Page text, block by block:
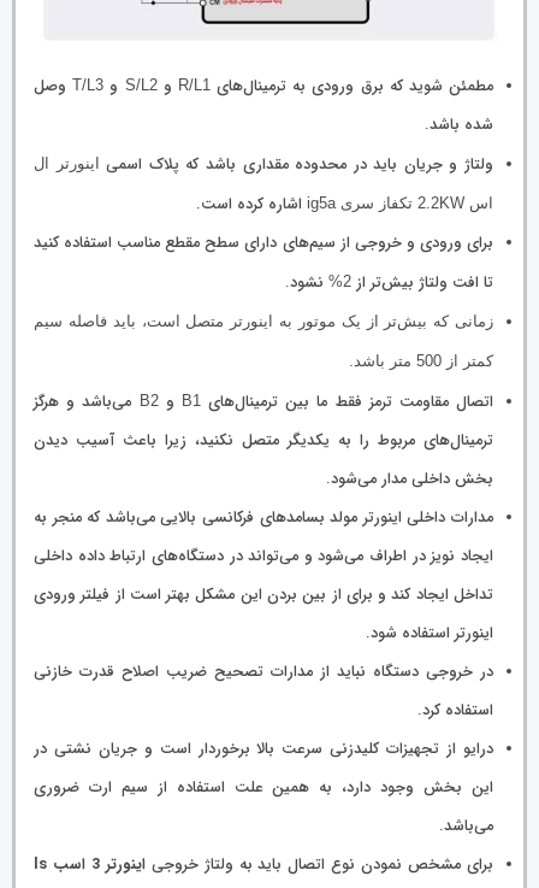
مطمئن شوید که برق ورودی به ترمینال‌هایR/L1 وS/L2 و T/L3وصل
شده باشد.
ولتاژ و جریان باید در محدوده مقداری باشد که پلاک اسمی
اینورتر ال
اس 2.2KW تکفاز سری ig5a
اشاره کرده است.
برای ورودی و خروجی از سیم‌های دارای سطح مقطع مناسب استفاده کنید
تا افت ولتاژ بیش‌تر از 2% نشود.
زمانی که بیش‌تر از یک موتور به اینورتر متصل است، باید فاصله سیم
کمتر از 500 متر باشد.
اتصال مقاومت ترمز فقط ما بین ترمینال‌هایB1 و B2
می‌باشد و هرگز
ترمینال‌های مربوط را به یکدیگر متصل نکنید، زیرا باعث آسیب دیدن
بخش داخلی مدار می‌شود.
مدارات داخلی اینورتر مولد بسامدهای فرکانسی بالایی می‌باشد که منجر به
ایجاد نویز در اطراف می‌شود و می‌تواند در دستگاه‌های ارتباط داده داخلی
تداخل ایجاد کند و برای از بین بردن این مشکل بهتر است از فیلتر ورودی
اینورتر استفاده شود.
در خروجی دستگاه نباید از مدارات تصحیح ضریب اصلاح قدرت خازنی
استفاده کرد.
درایو از تجهیزات کلیدزنی سرعت بالا برخوردار است و جریان نشتی در
این بخش وجود دارد، به همین علت استفاده از سیم ارت ضروری
می‌باشد.
برای مشخص نمودن نوع اتصال باید به ولتاژ خروجی
اینورتر 3 اسب ls